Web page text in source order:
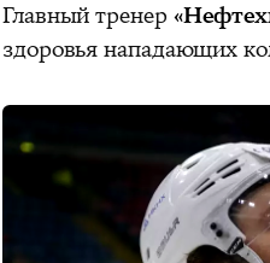
Главный тренер
здоровья нападающих